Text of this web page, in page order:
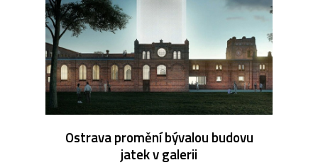
Ostrava promění bývalou budovu
jatek v galerii